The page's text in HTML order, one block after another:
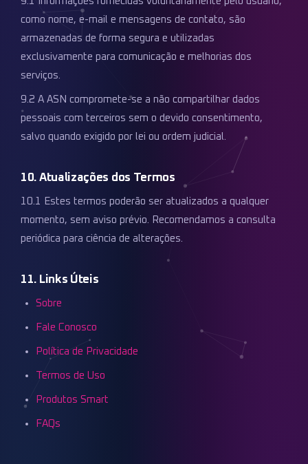
como nome, e-mail e mensagens de contato, são
armazenadas de forma segura e utilizadas
exclusivamente para comunicação e melhorias dos
serviços.
9.2 A ASN compromete-se a não compartilhar dados
pessoais com terceiros sem o devido consentimento,
salvo quando exigido por lei ou ordem judicial.
10. Atualizações dos Termos
10.1 Estes termos poderão ser atualizados a qualquer
momento, sem aviso prévio. Recomendamos a consulta
periódica para ciência de alterações.
11. Links Úteis
Sobre
Fale Conosco
Política de Privacidade
Termos de Uso
Produtos Smart
FAQs